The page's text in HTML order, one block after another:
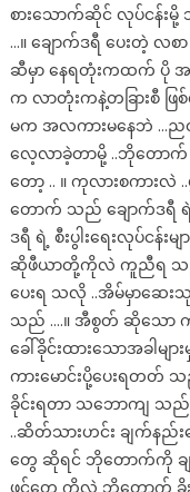
စားသောက်ဆိုင် လုပ်ငန်း
…။ ချောက်ဒရီ ပေးတဲ့ လ
ဆီမှာ နေရတုံးကထက် ပို
က လာတုံးကနဲ့တခြားစီ
မက အလကားမနေဘဲ …ည
လေ့လာခဲ့တာမို့ ..ဘိုတော
တော့ .. ။ ကုလားစကားလဲ
တောက် သည် ချောက်ဒရီ
ဒရီ ရဲ့ စီးပွါးရေးလုပ်ငန်း
ဆိုဖီယာတို့ကိုလဲ ကူညီရ သည်
ပေးရ သလို ..အိမ်မှာဆေ
သည် ….။ အီစွတ် ဆိုသော က
ခေါ်ခိုင်းထားသောအခါ
ကားမောင်းပို့ပေးရတ
ခိုင်းရတာ သဘောကျ သ
..ဆိတ်သားဟင်း ချက်နည်း
တွေ ဆိုရင် ဘိုတောက်ကို ခ
ဖင်တွေ ကိုလဲ ဘိုတောက် ခို